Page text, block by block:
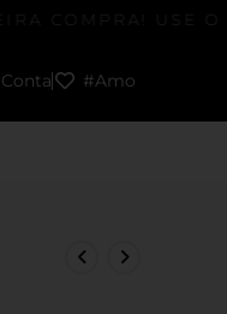
#Amo